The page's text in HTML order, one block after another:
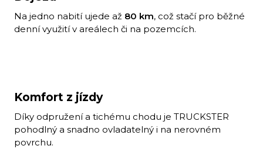
Na jedno nabití ujede až 80 km, což stačí pro běžné
denní využití v areálech či na pozemcích.
Komfort z jízdy
Díky odpružení a tichému chodu je TRUCKSTER
pohodlný a snadno ovladatelný i na nerovném
povrchu.